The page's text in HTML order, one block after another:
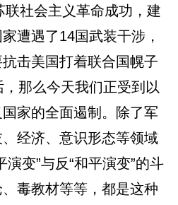
社会主义革命成功，建
遭遇了14国武装干涉，
击美国打着联合国幌子
那么今天我们正受到以
家的全面遏制。除了军
经济、意识形态等领域
演变”与反“和平演变”的斗
毒教材等等，都是这种